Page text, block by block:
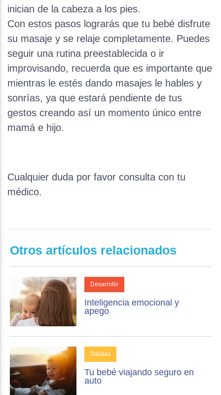
inician de la cabeza a los pies.
Con estos pasos lograrás que tu bebé disfrute
su masaje y se relaje completamente. Puedes
seguir una rutina preestablecida o ir
improvisando, recuerda que es importante que
mientras le estés dando masajes le hables y
sonrías, ya que estará pendiente de tus
gestos creando así un momento único entre
mamá e hijo.
Cualquier duda por favor consulta con tu
médico.
Otros artículos relacionados
Desarrollo
Inteligencia emocional y
apego
Salidas
Tu bebé viajando seguro en
auto